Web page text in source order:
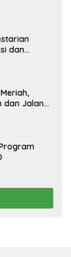
dan
dan Jalan